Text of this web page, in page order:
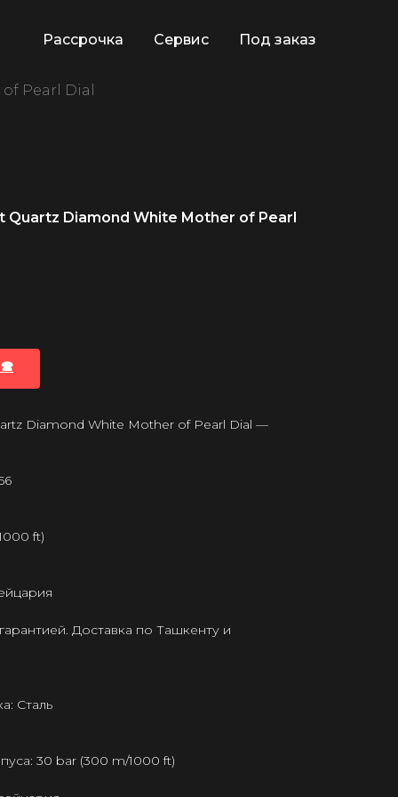
Рассрочка Сервис Под заказ
Pearl Dial
Quartz Diamond White Mother of Pearl
🕿
Diamond White Mother of Pearl Dial —
ft)
Доставка по Ташкенту и
Сталь
30 bar (300 m/1000 ft)